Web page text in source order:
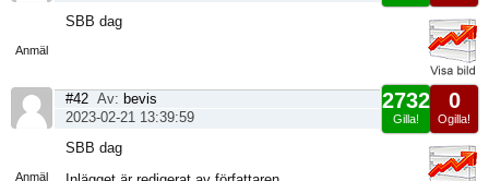
Anmäl
SBB dag
Anmäl
0
Ogilla!
2732
Gilla!
#42 Av: bevis
2023-02-21 13:39:59
SBB dag